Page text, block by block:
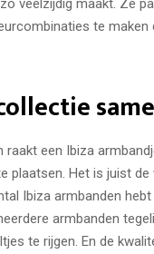
te
raakt een Ibiza
plaatsen. Het is juist
Ibiza armbanden
armbanden
te rijgen. En de